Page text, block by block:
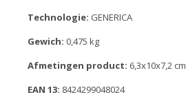
Technologie: GENERICA
Gewich: 0,475 kg
Afmetingen product: 6,3x10x7,2 cm
EAN 13: 8424299048024